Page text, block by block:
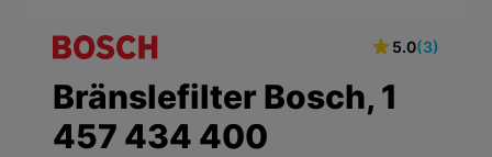
5.0(3)
Bränslefilter Bosch, 1
457 434 400